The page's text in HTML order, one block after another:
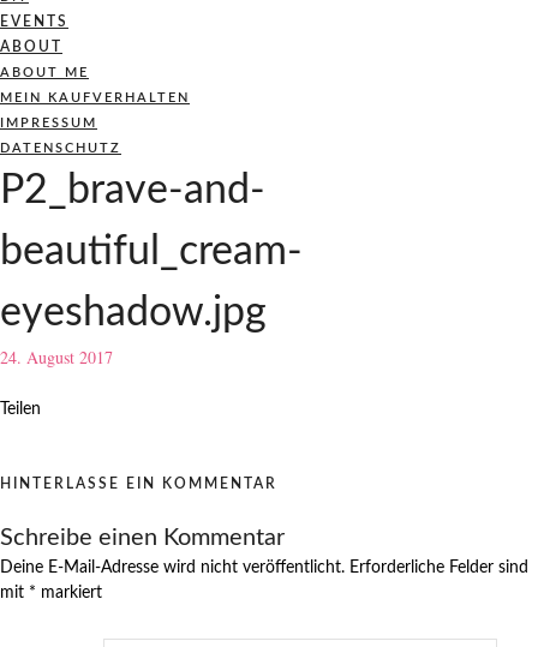
EVENTS
ABOUT
ABOUT ME
MEIN KAUFVERHALTEN
IMPRESSUM
DATENSCHUTZ
P2_brave-and-
beautiful_cream-
eyeshadow.jpg
24. August 2017
Teilen
HINTERLASSE EIN KOMMENTAR
Schreibe einen Kommentar
Deine E-Mail-Adresse wird nicht veröffentlicht. Erforderliche Felder sind
mit * markiert